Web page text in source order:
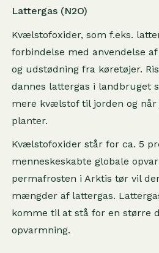
Lattergas (N2O)
Kvælstofoxider, som f.eks.
forbindelse med anvendelse
og udstødning fra køretøjer.
dannes lattergas i landbruget
mere kvælstof til jorden og
planter.
Kvælstofoxider står for ca. 5
menneskeskabte globale
permafrosten i Arktis tør vil
mængder af lattergas.
komme til at stå for en større
opvarmning.